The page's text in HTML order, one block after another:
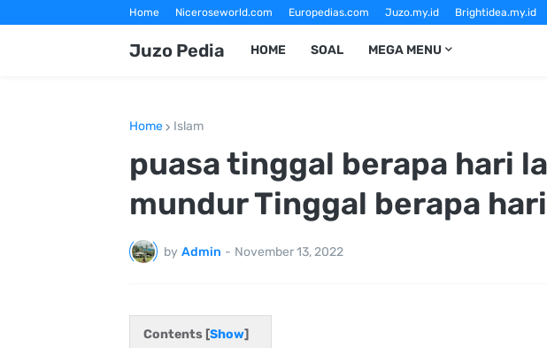
Home Niceroseworld.com Europedias.com Juzo.my.id Brightidea.my.id
Juzo Pedia HOME SOAL MEGA MENU
Home Islam
puasa tinggal berapa hari
mundur Tinggal berapa
by Admin - November 13, 2022
Contents [Show]